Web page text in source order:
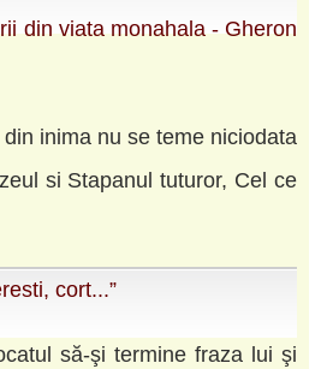
din viata monahala - Gheron
inima nu se teme niciodata
si Stapanul tuturor, Cel ce
cort...”
să-şi termine fraza lui şi